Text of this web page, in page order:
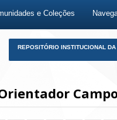
e Coleções
REPOSITÓRIO INSTITUCIONAL DA